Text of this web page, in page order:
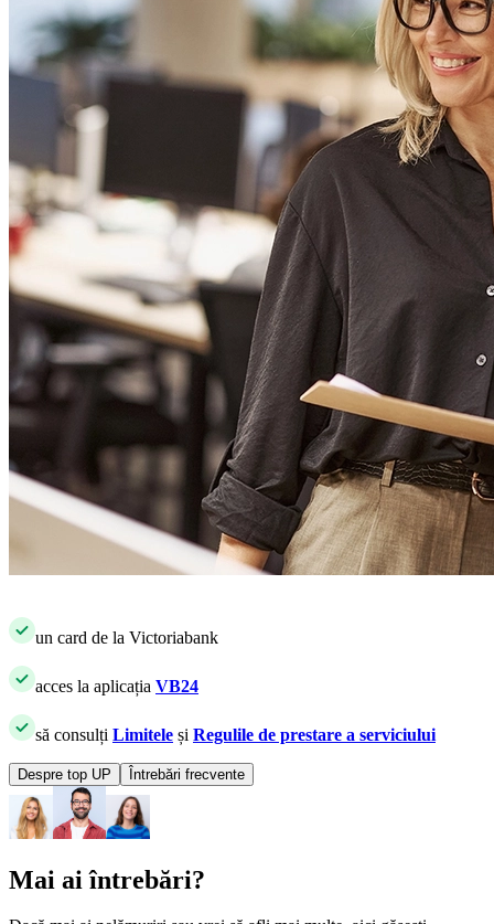
​un card de la Victoriabank
​acces la aplicația VB24
​să consulți Limitele și Regulile de prestare a serviciului
Despre top UP Întrebări frecvente
Mai ai întrebări?